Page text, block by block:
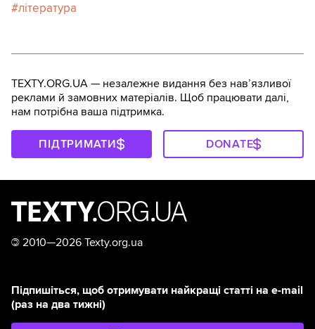
література
TEXTY.ORG.UA — незалежне видання без навʼязливої
реклами й замовних матеріалів. Щоб працювати далі,
нам потрібна ваша підтримка.
ПІДТРИМАТИ DONATE
© 2010—2026 Texty.org.ua
Підпишіться, щоб отримувати найкращі статті на e-mail
(раз на два тижні)